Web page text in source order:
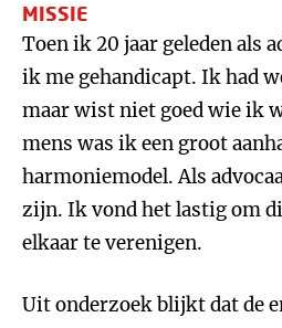
MISSIE
Toen ik 20 jaar geleden als
ik me gehandicapt. Ik had
maar wist niet goed wie ik
mens was ik een groot
harmoniemodel. Als
zijn. Ik vond het lastig om
elkaar te verenigen.
Uit onderzoek blijkt dat de